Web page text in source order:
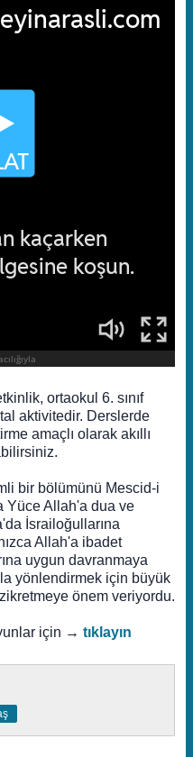
ortaokul 6. sınıf
aktivitedir. Derslerde
amaçlı olarak akıllı
bir bölümünü Mescid-i
Yüce Allah'a dua ve
İsrailoğullarına
Allah'a ibadet
uygun davranmaya
yönlendirmek için büyük
önem veriyordu.
için → tıklayın